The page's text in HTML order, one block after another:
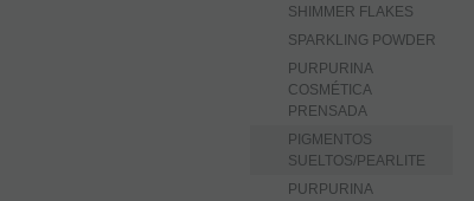
SHIMMER FLAKES
SPARKLING POWDER
PURPURINA
COSMÉTICA
PRENSADA
PIGMENTOS
SUELTOS/PEARLITE
PURPURINA